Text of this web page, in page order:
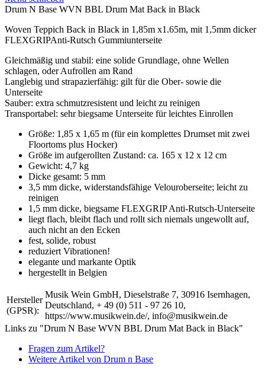
Drum N Base WVN BBL Drum Mat Back in Black
Woven Teppich Back in Black in 1,85m x1.65m, mit 1,5mm dicker
FLEXGRIPAnti-Rutsch Gummiunterseite
Gleichmäßig und stabil: eine solide Grundlage, ohne Wellen
schlagen, oder Aufrollen am Rand
Langlebig und strapazierfähig: gilt für die Ober- sowie die
Unterseite
Sauber: extra schmutzresistent und leicht zu reinigen
Transportabel: sehr biegsame Unterseite für leichtes Einrollen
Größe: 1,85 x 1,65 m (für ein komplettes Drumset mit zwei
Floortoms plus Hocker)
Größe im aufgerollten Zustand: ca. 165 x 12 x 12 cm
Gewicht: 4,7 kg
Dicke gesamt: 5 mm
3,5 mm dicke, widerstandsfähige Velouroberseite; leicht zu
reinigen
1,5 mm dicke, biegsame FLEXGRIP Anti-Rutsch-Unterseite
liegt flach, bleibt flach und rollt sich niemals ungewollt auf,
auch nicht an den Ecken
fest, solide, robust
reduziert Vibrationen!
elegante und markante Optik
hergestellt in Belgien
Hersteller
(GPSR):
Musik Wein GmbH, Dieselstraße 7, 30916 Isernhagen,
Deutschland, + 49 (0) 511 - 97 26 10,
https://www.musikwein.de/, info@musikwein.de
Links zu "Drum N Base WVN BBL Drum Mat Back in Black"
Fragen zum Artikel?
Weitere Artikel von Drum n Base